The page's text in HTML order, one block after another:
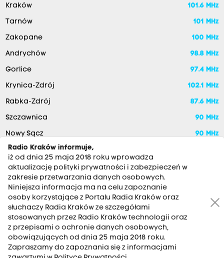
Kraków 101.6 MHz
Tarnów 101 MHz
Zakopane 100 MHz
Andrychów 98.8 MHz
Gorlice 97.4 MHz
Krynica-Zdrój 102.1 MHz
Rabka-Zdrój 87.6 MHz
Szczawnica 90 MHz
Nowy Sącz 90 MHz
RADIO KRAKÓW SA. Aleja Juliusza Słowackiego 22, 30-007
Kraków
Antena: 12 200 33 33
Radio Kraków informuje,
iż od dnia 25 maja 2018 roku wprowadza
aktualizację polityki prywatności i zabezpieczeń w
zakresie przetwarzania danych osobowych.
Niniejsza informacja ma na celu zapoznanie
osoby korzystające z Portalu Radia Kraków oraz
słuchaczy Radia Kraków ze szczegółami
stosowanych przez Radio Kraków technologii oraz
z przepisami o ochronie danych osobowych,
obowiązujących od dnia 25 maja 2018 roku.
Zapraszamy do zapoznania się z informacjami